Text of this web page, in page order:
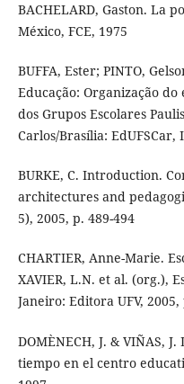
BACHELARD, Gaston. La
México, FCE, 1975
BUFFA, Ester; PINTO,
Educação: Organização do
dos Grupos Escolares
Carlos/Brasília: EdUFSCar,
BURKE, C. Introduction.
architectures and
5), 2005, p. 489-494
CHARTIER, Anne-Marie.
XAVIER, L.N. et al. (org.),
Janeiro: Editora UFV, 2005,
DOMÈNECH, J. & VIÑAS,
tiempo en el centro